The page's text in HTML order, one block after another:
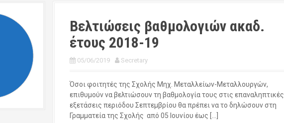
Βελτιώσεις βαθμολογιών ακαδ.
έτους 2018-19
05/06/2019 Secretary
Όσοι φοιτητές της Σχολής Μηχ. Μεταλλείων-Μεταλλουργών,
επιθυμούν να βελτιώσουν τη βαθμολογία τους στις επαναληπτικές
εξετάσεις περιόδου Σεπτεμβρίου θα πρέπει να το δηλώσουν στη
Γραμματεία της Σχολής από 05 Ιουνίου έως […]